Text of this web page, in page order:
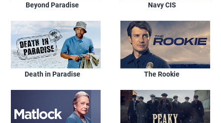
Beyond Paradise Navy CIS
Death in Paradise The Rookie